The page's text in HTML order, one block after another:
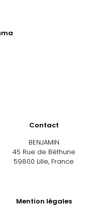
Contact
BENJAMIN
45 Rue de Béthune
59800 Lille, France
Mention légales